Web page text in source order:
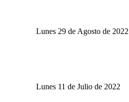
Lunes 29 de Agosto de 2022
Lunes 11 de Julio de 2022